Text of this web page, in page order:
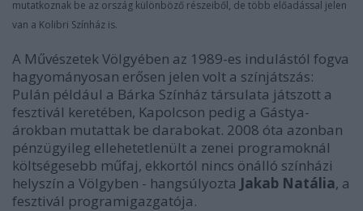
mutatkoznak be az ország különböző részeiből, de több előadással jelen
van a Kolibri Színház is.
A Művészetek Völgyében az 1989-es indulástól fogva
hagyományosan erősen jelen volt a színjátszás:
Pulán például a Bárka Színház társulata játszott a
fesztivál keretében, Kapolcson pedig a Gástya-
árokban mutattak be darabokat. 2008 óta azonban
pénzügyileg ellehetetlenült a zenei programoknál
költségesebb műfaj, ekkortól nincs önálló színházi
helyszín a Völgyben - hangsúlyozta Jakab Natália, a
fesztivál programigazgatója.